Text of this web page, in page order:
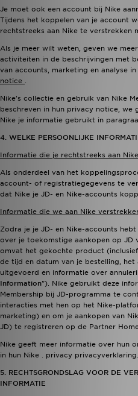
Je moet ook een account bij Nike
Tijdens het koppelen van je account
rechtstreeks aan Nike te verstrekken
Als je meer wilt weten, geven we
activiteiten in de beschrijvingen met
van accounts, marketing en analyse
notice .
Nike's collectie en gebruik van Nike
beschreven in hun privacy notice, we
Nike je informatie gebruikt in
4. WELKE PERSOONLIJKE
Informatie die je rechtstreeks aan
Als onderdeel van het
account- of registratiegegevens te
dat Nike je JD- en Nike-accounts
Informatie die we aan Nike
Zodra je je JD- en Nike-accounts
over je toekomstige aankopen op JD
omvat het gekochte product
de tijd en datum van je bestelling,
uitgevoerd en informatie over
Information"). Nike gebruikt deze
Membership bij JD-programma te
interacties met hen op het Nike-
marketing) en om je aankopen van
JD) te registreren op de Partner
Nike geeft meer informatie over hun
in hun Nike . privacy privacyverklaring.
5. RECHTSGRONDSLAG VOOR DE
INFORMATIE